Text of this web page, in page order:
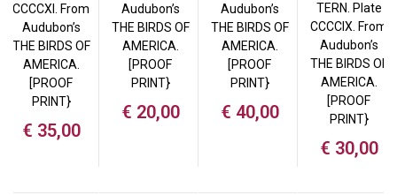
CCCCXI. From
Audubon’s
THE BIRDS OF
AMERICA.
[PROOF
PRINT}
€ 35,00
Audubon’s
THE BIRDS OF
AMERICA.
[PROOF
PRINT}
€ 20,00
Audubon’s
THE BIRDS OF
AMERICA.
[PROOF
PRINT}
€ 40,00
TERN. Plate
CCCCIX. From
Audubon’s
THE BIRDS OF
AMERICA.
[PROOF
PRINT}
€ 30,00